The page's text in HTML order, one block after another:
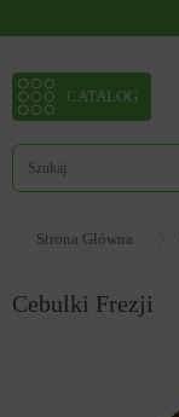
CATALOG
Strona Główna
Cebulki Frezji